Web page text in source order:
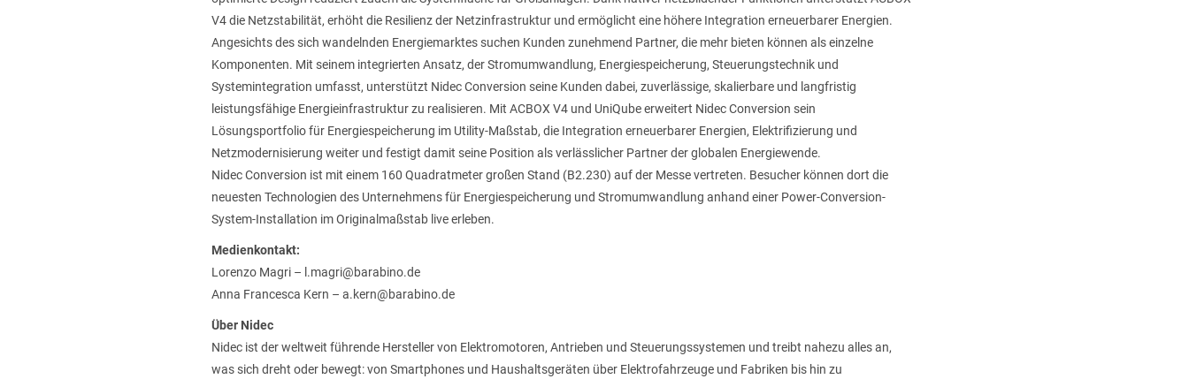
V4 die Netzstabilität, erhöht die Resilienz der Netzinfrastruktur und ermöglicht eine höhere Integration erneuerbarer Energien.
Angesichts des sich wandelnden Energiemarktes suchen Kunden zunehmend Partner, die mehr bieten können als einzelne
Komponenten. Mit seinem integrierten Ansatz, der Stromumwandlung, Energiespeicherung, Steuerungstechnik und
Systemintegration umfasst, unterstützt Nidec Conversion seine Kunden dabei, zuverlässige, skalierbare und langfristig
leistungsfähige Energieinfrastruktur zu realisieren. Mit ACBOX V4 und UniQube erweitert Nidec Conversion sein
Lösungsportfolio für Energiespeicherung im Utility-Maßstab, die Integration erneuerbarer Energien, Elektrifizierung und
Netzmodernisierung weiter und festigt damit seine Position als verlässlicher Partner der globalen Energiewende.
Nidec Conversion ist mit einem 160 Quadratmeter großen Stand (B2.230) auf der Messe vertreten. Besucher können dort die
neuesten Technologien des Unternehmens für Energiespeicherung und Stromumwandlung anhand einer Power-Conversion-
System-Installation im Originalmaßstab live erleben.
Medienkontakt:
Lorenzo Magri – l.magri@barabino.de
Anna Francesca Kern – a.kern@barabino.de
Über Nidec
Nidec ist der weltweit führende Hersteller von Elektromotoren, Antrieben und Steuerungssystemen und treibt nahezu alles an,
was sich dreht oder bewegt: von Smartphones und Haushaltsgeräten über Elektrofahrzeuge und Fabriken bis hin zu